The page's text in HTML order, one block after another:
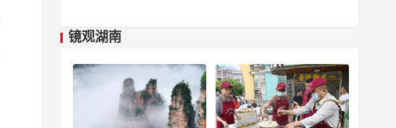
镜观湖南